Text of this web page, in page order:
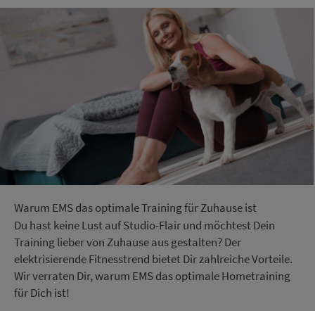
Warum EMS das optimale Training für Zuhause ist
Du hast keine Lust auf Studio-Flair und möchtest Dein
Training lieber von Zuhause aus gestalten? Der
elektrisierende Fitnesstrend bietet Dir zahlreiche Vorteile.
Wir verraten Dir, warum EMS das optimale Hometraining
für Dich ist!